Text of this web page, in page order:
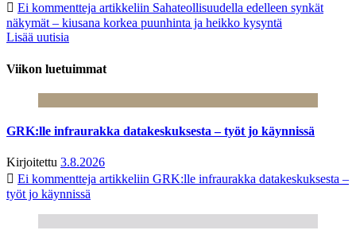
Ei kommentteja artikkeliin Sahateollisuudella edelleen synkät
näkymät – kiusana korkea puunhinta ja heikko kysyntä
Lisää uutisia
Viikon luetuimmat
GRK:lle infraurakka datakeskuksesta – työt jo käynnissä
Kirjoitettu 3.8.2026
Ei kommentteja artikkeliin GRK:lle infraurakka datakeskuksesta –
työt jo käynnissä